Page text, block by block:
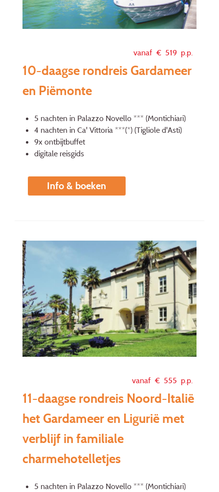
vanaf € 519 p.p.
10-daagse rondreis Gardameer
en Piëmonte
5 nachten in Palazzo Novello *** (Montichiari)
4 nachten in Ca' Vittoria ***(*) (Tigliole d'Asti)
9x ontbijtbuffet
digitale reisgids
Info & boeken
vanaf € 555 p.p.
11-daagse rondreis Noord-Italië
het Gardameer en Ligurië met
verblijf in familiale
charmehotelletjes
5 nachten in Palazzo Novello *** (Montichiari)